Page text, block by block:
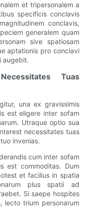
et tripersonalem a
specificis conclavis
conclavis,
generalem quam
sive spatiosam
aptationis pro conclavi
augebit.
Tuas
una ex gravissimis
est eligere inter sofam
Utraque optio sua
necessitates tuas
invenias.
cum inter sofam
est commoditas. Dum
et facilius in spatia
plus spatii ad
Si saepe hospites
lecto trium personarum